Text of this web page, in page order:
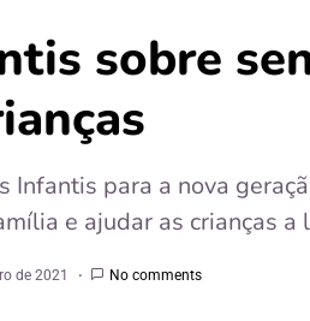
sobre
Infantis para a nova
e ajudar as crianças a
de 2021 No comments